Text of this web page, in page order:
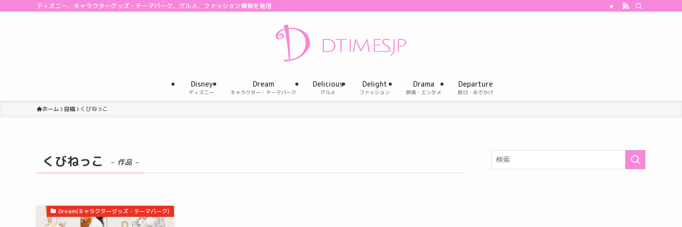
ディズニー、キャラクターグッズ・テーマパーク、グルメ、ファッション情報を発信
Disney
ディズニー
Dream
キャラクター・テーマパーク
Delicious
グルメ
Delight
ファッション
Drama
映画・エンタメ
Departure
旅行・おでかけ
ホーム 投稿 くびねっこ
くびねっこ – 作品 –
Dream(キャラクターグッズ・テーマパーク)